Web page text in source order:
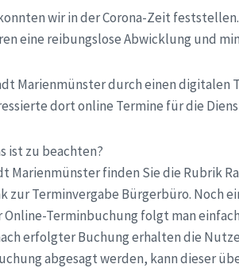
wir in der Corona-Zeit
eine reibungslose Abwicklung und
Marienmünster durch einen digitalen
dort online Termine für die
ist zu beachten?
Marienmünster finden Sie die Rubrik
zur Terminvergabe Bürgerbüro. Noch
Terminbuchung folgt man
erfolgter Buchung erhalten die
abgesagt werden, kann dieser